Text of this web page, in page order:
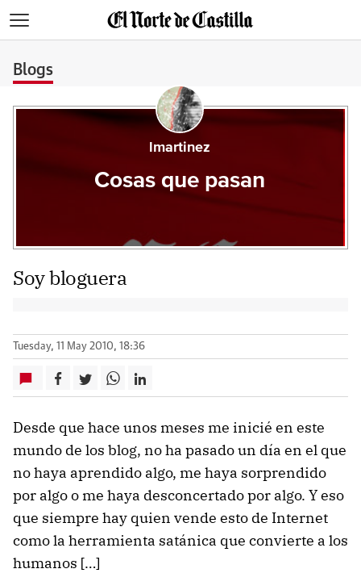
Blogs
lmartinez
Cosas que pasan
Soy bloguera
Tuesday, 11 May 2010, 18:36
Desde que hace unos meses me inicié en este
mundo de los blog, no ha pasado un día en el que
no haya aprendido algo, me haya sorprendido
por algo o me haya desconcertado por algo. Y eso
que siempre hay quien vende esto de Internet
como la herramienta satánica que convierte a los
humanos […]